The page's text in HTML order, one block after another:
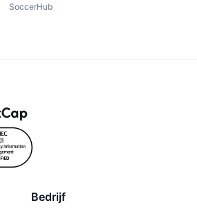
SoccerHub
Bedrijf